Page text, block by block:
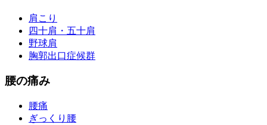
肩こり
四十肩・五十肩
野球肩
胸郭出口症候群
腰の痛み
腰痛
ぎっくり腰